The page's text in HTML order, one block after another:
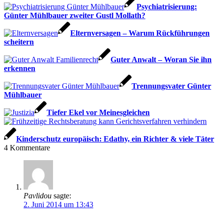
Psychiatrisierung:
Günter Mühlbauer zweiter Gustl Mollath?
Elternversagen – Warum Rückführungen
scheitern
Guter Anwalt – Woran Sie ihn
erkennen
Trennungsvater Günter
Mühlbauer
Tiefer Ekel vor Meinesgleichen
Kinderschutz europäisch: Edathy, ein Richter & viele Täter
4 Kommentare
Pavlidou sagte:
2. Juni 2014 um 13:43